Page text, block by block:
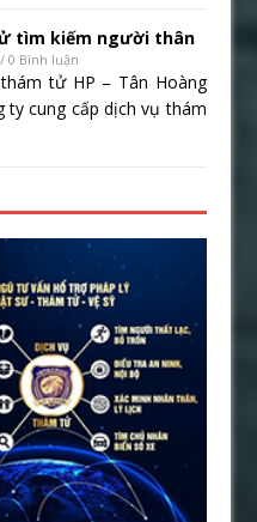
tìm kiếm người thân
0 Bình luận
tử HP – Tân Hoàng
cung cấp dịch vụ thám